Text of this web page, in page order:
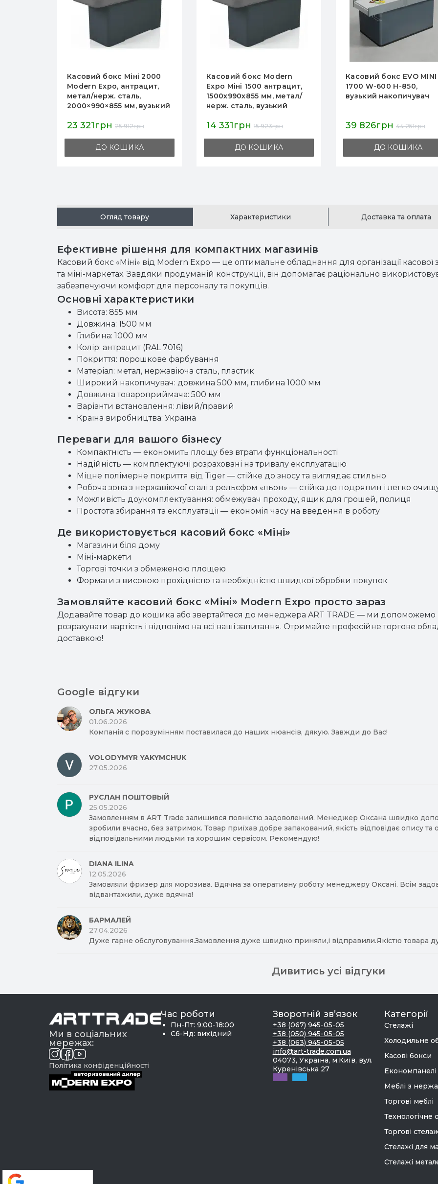
Касовий бокс Міні 2000
Modern Expo, антрацит,
метал/нерж. сталь,
2000×990×855 мм, вузький
магазинів і мінімаркетів
23 321грн 25 912грн
ДО КОШИКА
Касовий бокс Modern
Expo Міні 1500 антрацит,
1500х990х855 мм, метал/
нерж. сталь, вузький
магазинів і міні маркетів
14 331грн 15 923грн
ДО КОШИКА
Касовий бокс EVO MINI
1700 W-600 H-850,
вузький накопичувач
39 826грн 44 251грн
ДО КОШИКА
Огляд товару Характеристики Доставка та оплата
Ефективне рішення для компактних магазинів
Касовий бокс «Міні» від Modern Expo — це оптимальне обладнання для організації
та міні-маркетах. Завдяки продуманій конструкції, він допомагає раціонально
забезпечуючи комфорт для персоналу та покупців.
Основні характеристики
Висота: 855 мм
Довжина: 1500 мм
Глибина: 1000 мм
Колір: антрацит (RAL 7016)
Покриття: порошкове фарбування
Матеріал: метал, нержавіюча сталь, пластик
Широкий накопичувач: довжина 500 мм, глибина 1000 мм
Довжина товароприймача: 500 мм
Варіанти встановлення: лівий/правий
Країна виробництва: Україна
Переваги для вашого бізнесу
Компактність — економить площу без втрати функціональності
Надійність — комплектуючі розраховані на тривалу експлуатацію
Міцне полімерне покриття від Tiger — стійке до зносу та виглядає стильно
Робоча зона з нержавіючої сталі з рельєфом «льон» — стійка до подряпин і легко
Можливість доукомплектування: обмежувач проходу, ящик для грошей, полиця
Простота збирання та експлуатації — економія часу на введення в роботу
Де використовується касовий бокс «Міні»
Магазини біля дому
Міні-маркети
Торгові точки з обмеженою площею
Формати з високою прохідністю та необхідністю швидкої обробки покупок
Замовляйте касовий бокс «Міні» Modern Expo просто зараз
Додавайте товар до кошика або звертайтеся до менеджера ART TRADE — ми допоможемо
розрахувати вартість і відповімо на всі ваші запитання. Отримайте професійне торгове
доставкою!
Google відгуки
ОЛЬГА ЖУКОВА
01.06.2026
Компанія с порозумінням поставилася до наших нюансів, дякую. Завжди до Вас!
VOLODYMYR YAKYMCHUK
27.05.2026
РУСЛАН ПОШТОВЫЙ
25.05.2026
Замовленням в ART Trade залишився повністю задоволений. Менеджер Оксана швидко
зробили вчасно, без затримок. Товар приїхав добре запакований, якість відповідає опису
відповідальними людьми та хорошим сервісом. Рекомендую!
DIANA ILINA
12.05.2026
Замовляли фризер для морозива. Вдячна за оперативну роботу менеджеру Оксані. Всім
відвантажили, дуже вдячна!
БАРМАЛЕЙ
27.04.2026
Дуже гарне обслуговування.Замовлення дуже швидко приняли,і відправили.Якістю товара
Дивитись усі відгуки
Ми в соціальних
мережах:
Політика конфіденційності
Час роботи
Пн-Пт: 9:00-18:00
Сб-Нд: вихідний
Зворотній зв’язок
+38 (067) 945-05-05
+38 (050) 945-05-05
+38 (063) 945-05-05
info@art-trade.com.ua
04073, Україна, м.Київ, вул.
Куренівська 27
Категорії
Стелажі
Холодильне
Касові бокси
Економпанелі
Меблі з
Торгові меблі
Технологічне
Торгові
Стелажі для
Стелажі